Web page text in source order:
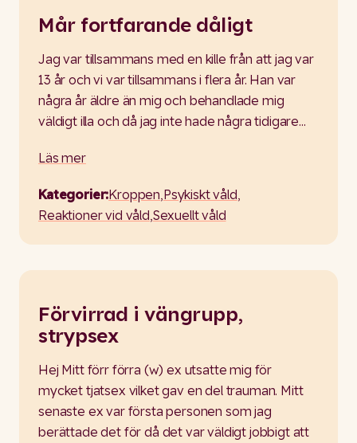
Mår fortfarande dåligt
Jag var tillsammans med en kille från att jag var
13 år och vi var tillsammans i flera år. Han var
några år äldre än mig och behandlade mig
väldigt illa och då jag inte hade några tidigare…
Läs mer
Kategorier:Kroppen,Psykiskt våld,
Reaktioner vid våld,Sexuellt våld
Förvirrad i vängrupp,
strypsex
Hej Mitt förr förra (w) ex utsatte mig för
mycket tjatsex vilket gav en del trauman. Mitt
senaste ex var första personen som jag
berättade det för då det var väldigt jobbigt att